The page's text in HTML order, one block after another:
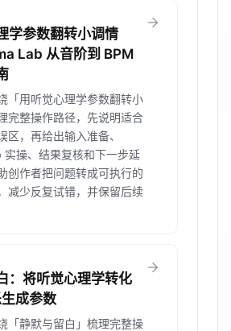
学参数翻转小调情
Lab 从音阶到 BPM
「用听觉心理学参数翻转小
完整操作路径，先说明适合
区，再给出输入准备、
操、结果复核和下一步延
创作者把问题转成可执行的
减少反复试错，并保留后续
arrow_forward
：将听觉心理学转化
成参数
「静默与留白」梳理完整操
arrow_forward